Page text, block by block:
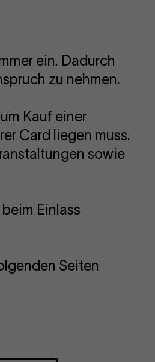
ein. Dadurch
zu nehmen.
Kauf einer
Card liegen muss.
sowie
Einlass
Seiten